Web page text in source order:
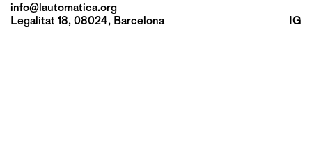
info@lautomatica.org
Legalitat 18, 08024, Barcelona
IG